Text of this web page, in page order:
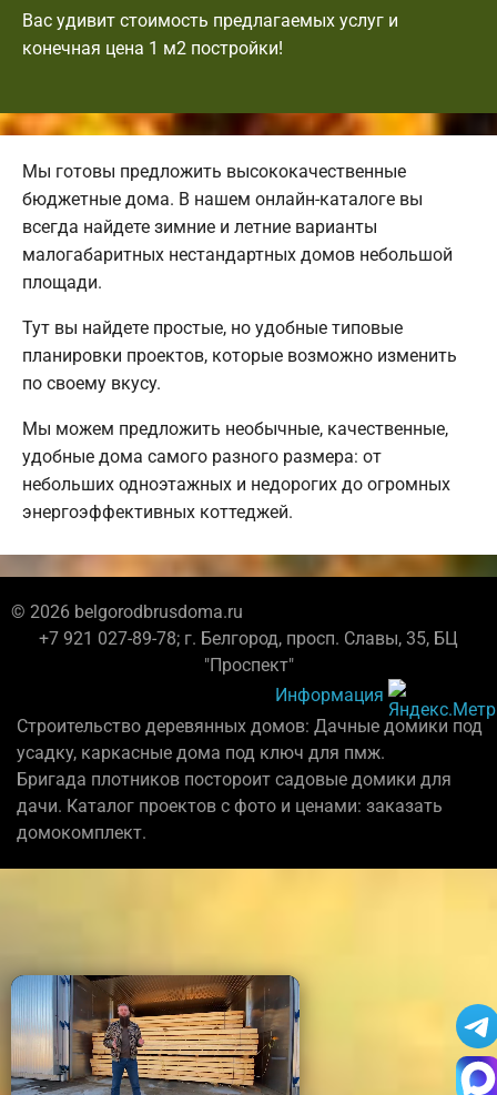
Вас удивит стоимость предлагаемых услуг и
конечная цена 1 м2 постройки!
Мы готовы предложить высококачественные
бюджетные дома. В нашем онлайн-каталоге вы
всегда найдете зимние и летние варианты
малогабаритных нестандартных домов небольшой
площади.
Тут вы найдете простые, но удобные типовые
планировки проектов, которые возможно изменить
по своему вкусу.
Мы можем предложить необычные, качественные,
удобные дома самого разного размера: от
небольших одноэтажных и недорогих до огромных
энергоэффективных коттеджей.
© 2026 belgorodbrusdoma.ru
+7 921 027-89-78; г. Белгород, просп. Славы, 35, БЦ
"Проспект"
Информация
Строительство деревянных домов: Дачные домики под
усадку, каркасные дома под ключ для пмж.
Бригада плотников постороит садовые домики для
дачи. Каталог проектов с фото и ценами: заказать
домокомплект.